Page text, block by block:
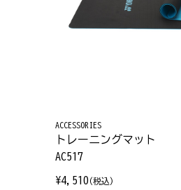
ACCESSORIES
トレーニングマット
AC517
¥4,510 (税込)